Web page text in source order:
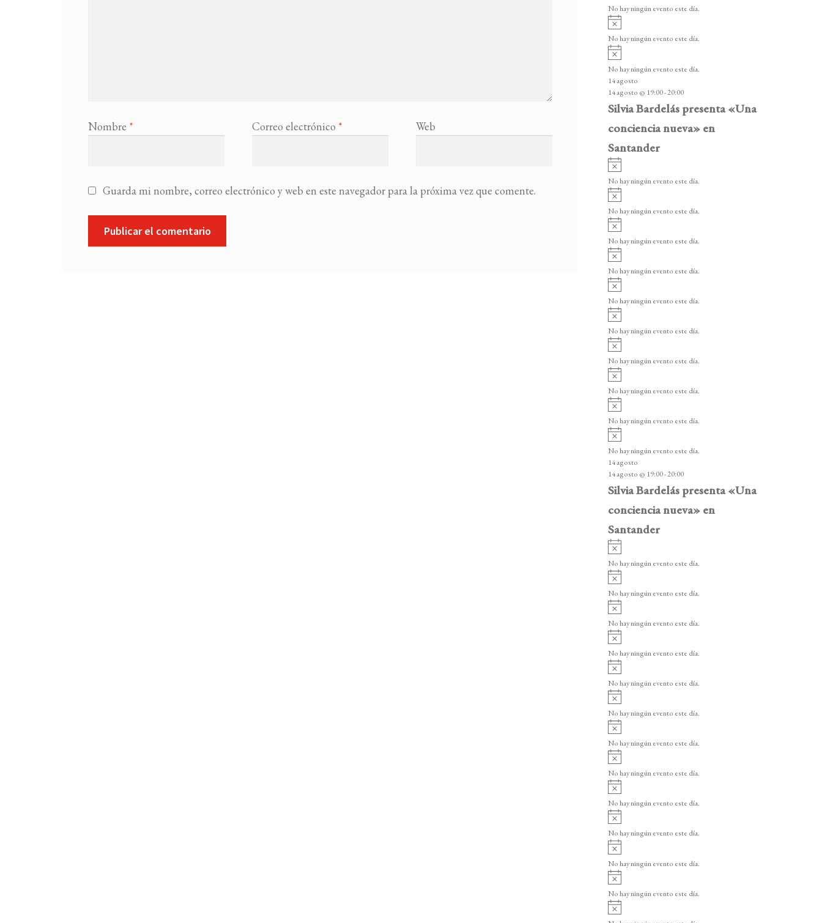
Nombre * Correo electrónico * Web
Guarda mi nombre, correo electrónico y web en este navegador para la próxima vez que comente.
e
n
t
o
s
o
i
o
No hay ningún evento este día.
v
i
o
No hay ningún evento este día.
A
v
i
s
o
No hay ningún evento este día.
14 agosto
14 agosto @ 19:00-20:00
Silvia Bardelás presenta «Una
conciencia nueva» en
Santander
A
v
i
o
No hay ningún evento este día.
v
i
o
No hay ningún evento este día.
v
i
o
No hay ningún evento este día.
v
i
o
No hay ningún evento este día.
v
i
o
No hay ningún evento este día.
v
i
o
No hay ningún evento este día.
v
i
o
No hay ningún evento este día.
v
i
o
No hay ningún evento este día.
v
i
o
No hay ningún evento este día.
v
i
s
o
No hay ningún evento este día.
14 agosto
14 agosto @ 19:00-20:00
Silvia Bardelás presenta «Una
conciencia nueva» en
Santander
A
v
i
o
No hay ningún evento este día.
A
v
i
o
No hay ningún evento este día.
v
i
o
No hay ningún evento este día.
v
i
o
No hay ningún evento este día.
v
i
o
No hay ningún evento este día.
v
i
o
No hay ningún evento este día.
v
i
o
No hay ningún evento este día.
v
i
o
No hay ningún evento este día.
v
i
o
No hay ningún evento este día.
v
i
o
No hay ningún evento este día.
A
v
i
o
No hay ningún evento este día.
A
v
i
o
No hay ningún evento este día.
A
v